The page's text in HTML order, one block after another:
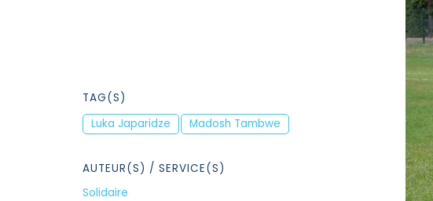
TAG(S)
Luka Japaridze
Madosh Tambwe
AUTEUR(S) / SERVICE(S)
Solidaire